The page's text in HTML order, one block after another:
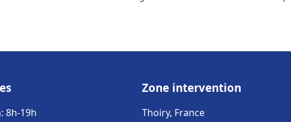
8h-19h
Zone intervention
Thoiry, France